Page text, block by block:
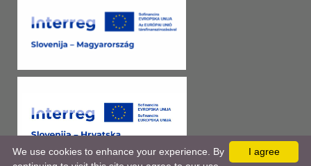
I agree
We use cookies to enhance your experience. By